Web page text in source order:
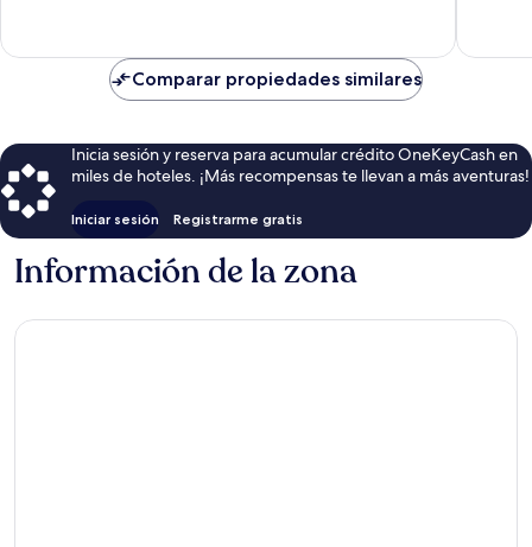
Comparar propiedades similares
Inicia sesión y reserva para acumular crédito OneKeyCash en
miles de hoteles. ¡Más recompensas te llevan a más aventuras!
Iniciar sesión Registrarme gratis
Información de la zona